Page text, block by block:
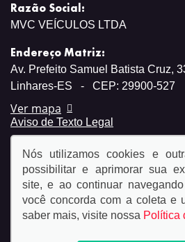
Razão Social:
MVC VEÍCULOS LTDA
Endereço Matriz:
Av. Prefeito Samuel Batista Cruz,
Linhares-ES
- CEP: 29900-527
Ver mapa
Aviso de Texto Legal
© Copyright
Nós utilizamos cookies e
possibilitar e aprimorar sua
site, e ao continuar
você concorda com a coleta e
saber mais, visite nossa Política